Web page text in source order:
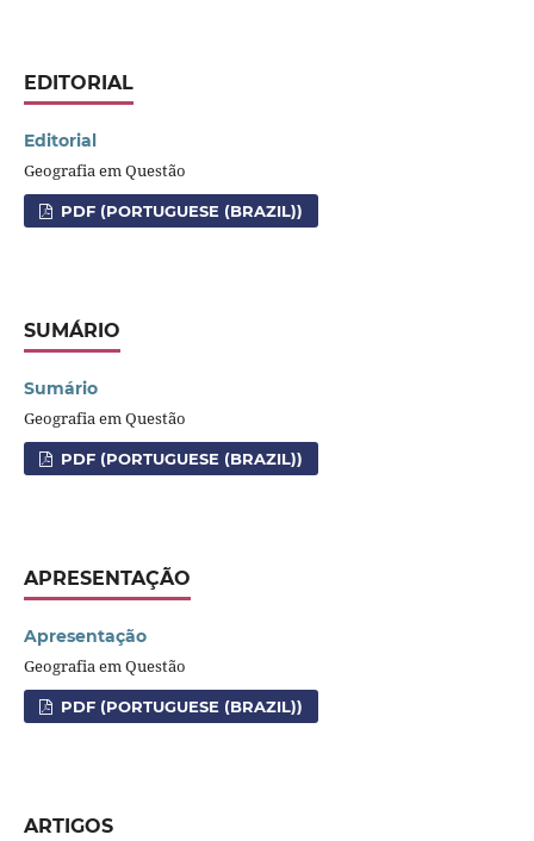
EDITORIAL
Editorial
Geografia em Questão
PDF (PORTUGUESE (BRAZIL))
SUMÁRIO
Sumário
Geografia em Questão
PDF (PORTUGUESE (BRAZIL))
APRESENTAÇÃO
Apresentação
Geografia em Questão
PDF (PORTUGUESE (BRAZIL))
ARTIGOS